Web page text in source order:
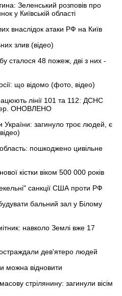
Зеленський розповів про
у Київській області
внаслідок атаки РФ на Київ
злив (відео)
сталося 48 пожеж, дві з них -
що відомо (фото, відео)
лінії 101 та 112: ДСНС
ОНОВЛЕНО
України: загинуло троє людей, є
пошкоджено цивільне
кістки віком 500 000 років
санкції США проти РФ
бальний зал у Білому
навколо Землі вже 17
дев'ятеро людей
можна відновити
стрілянину: загинули вісім